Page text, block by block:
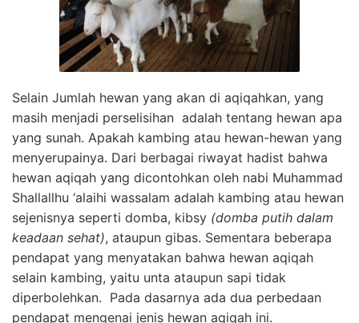
Selain Jumlah hewan yang akan di aqiqahkan, yang
masih menjadi perselisihan adalah tentang hewan apa
yang sunah. Apakah kambing atau hewan-hewan yang
menyerupainya. Dari berbagai riwayat hadist bahwa
hewan aqiqah yang dicontohkan oleh nabi Muhammad
Shallallhu ‘alaihi wassalam adalah kambing atau hewan
sejenisnya seperti domba, kibsy (domba putih dalam
keadaan sehat), ataupun gibas. Sementara beberapa
pendapat yang menyatakan bahwa hewan aqiqah
selain kambing, yaitu unta ataupun sapi tidak
diperbolehkan. Pada dasarnya ada dua perbedaan
pendapat mengenai jenis hewan aqiqah ini.